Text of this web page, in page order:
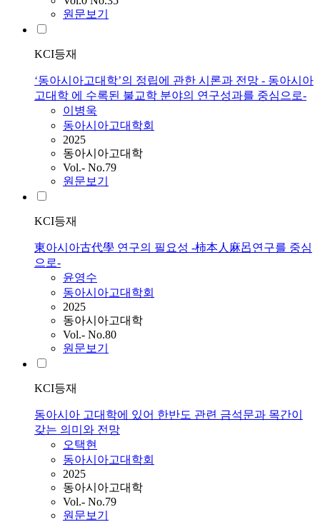
원문보기
KCI등재
‘동아시아고대학’의 정립에 관한 시론과 전망 - 동아시아
고대학 에 수록된 불교학 분야의 연구성과를 중심으로-
이병욱
동아시아고대학회
2025
동아시아고대학
Vol.- No.79
원문보기
KCI등재
東아시아古代學 연구의 필요성 -柿本人麻呂연구를 중심
으로-
윤영수
동아시아고대학회
2025
동아시아고대학
Vol.- No.80
원문보기
KCI등재
동아시아 고대학에 있어 한반도 관련 금석문과 목간이
갖는 의미와 전망
오택현
동아시아고대학회
2025
동아시아고대학
Vol.- No.79
원문보기